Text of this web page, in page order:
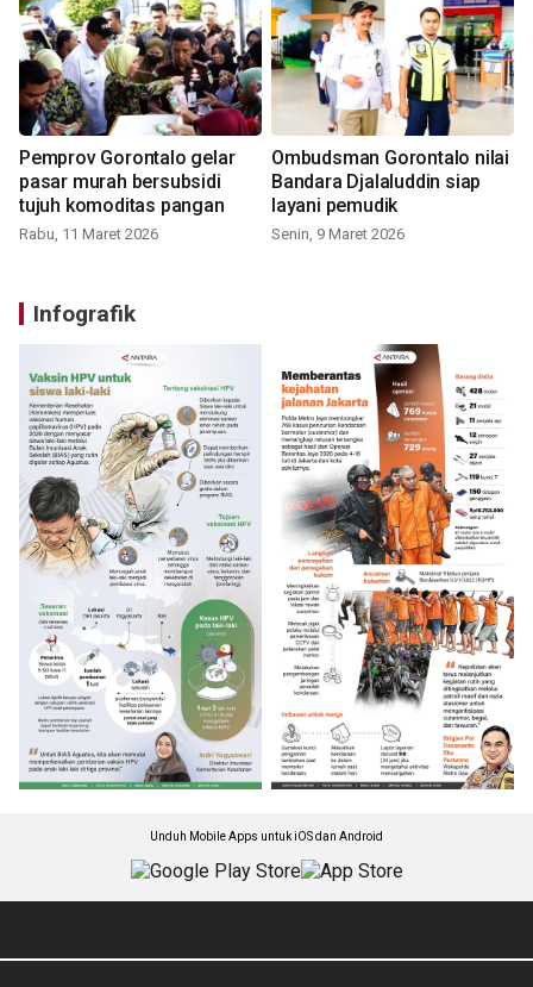
Pemprov Gorontalo gelar
pasar murah bersubsidi
tujuh komoditas pangan
Rabu, 11 Maret 2026
Ombudsman Gorontalo nilai
Bandara Djalaluddin siap
layani pemudik
Senin, 9 Maret 2026
Infografik
Unduh Mobile Apps untuk iOS dan Android